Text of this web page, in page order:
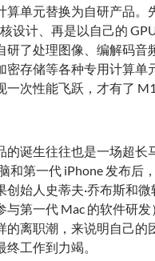
算单元替换为自研产品。
设计、再是以自己的
研了处理图像、编解码音
密存储等各种专用计算单
一次性能飞跃，才有了
的诞生往往也是一场超长
和第一代 iPhone 发布后
创始人史蒂夫·乔布斯和微
与第一代 Mac 的软件研
的离职潮，来说明自己的
终工作到力竭。